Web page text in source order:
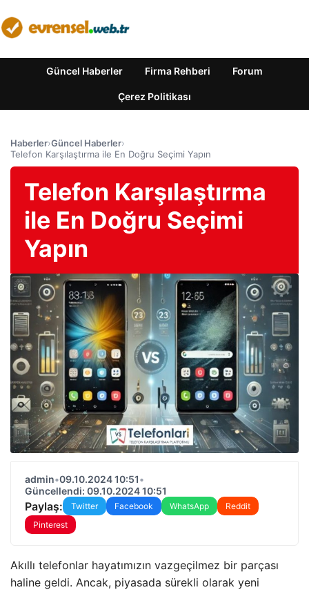
Güncel Haberler Firma Rehberi Forum
Çerez Politikası
Haberler›Güncel Haberler›
Telefon Karşılaştırma ile En Doğru Seçimi Yapın
Telefon Karşılaştırma
ile En Doğru Seçimi
Yapın
admin•09.10.2024 10:51•
Güncellendi: 09.10.2024 10:51
Paylaş: Twitter Facebook WhatsApp
Reddit
Pinterest
Akıllı telefonlar hayatımızın vazgeçilmez bir parçası
haline geldi. Ancak, piyasada sürekli olarak yeni